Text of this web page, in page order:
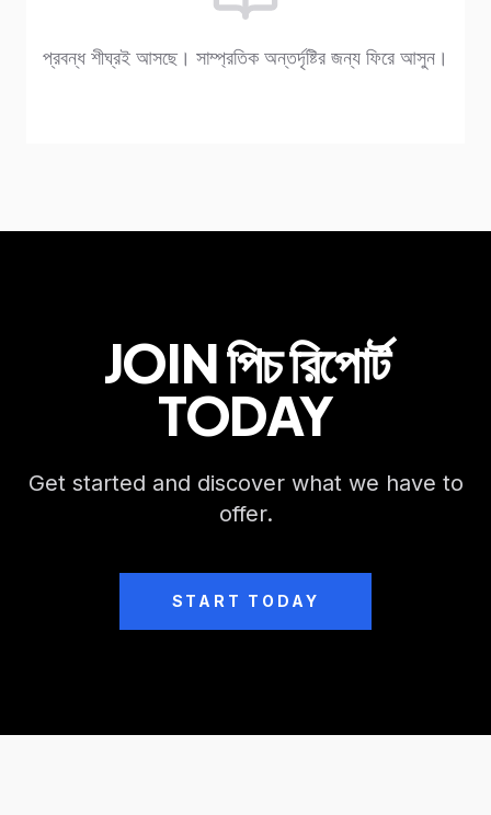
প্রবন্ধ শীঘ্রই আসছে। সাম্প্রতিক অন্তর্দৃষ্টির জন্য ফিরে আসুন।
JOIN পিচ রিপোর্ট
TODAY
Get started and discover what we have to
offer.
START TODAY